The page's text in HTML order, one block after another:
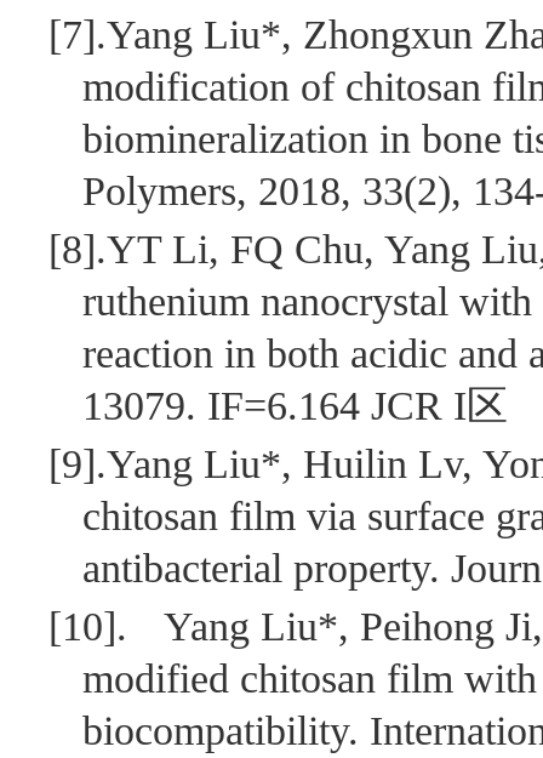
[7].Yang Liu*, Zhongxun
modification of chitosan
biomineralization in bone
Polymers, 2018, 33(2),
[8].YT Li, FQ Chu, Yang
ruthenium nanocrystal
reaction in both acidic and
13079. IF=6.164 JCR I 区
[9].Yang Liu*, Huilin Lv,
chitosan film via surface
antibacterial property.
[10].
Yang Liu*, Peihong
modified chitosan film
biocompatibility.